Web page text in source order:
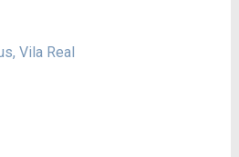
Vila Real